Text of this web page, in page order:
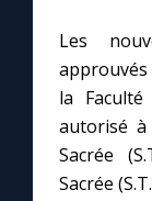
1000
Chapelet
Contact
Les
la
autorisé à
Sacrée
Sacrée